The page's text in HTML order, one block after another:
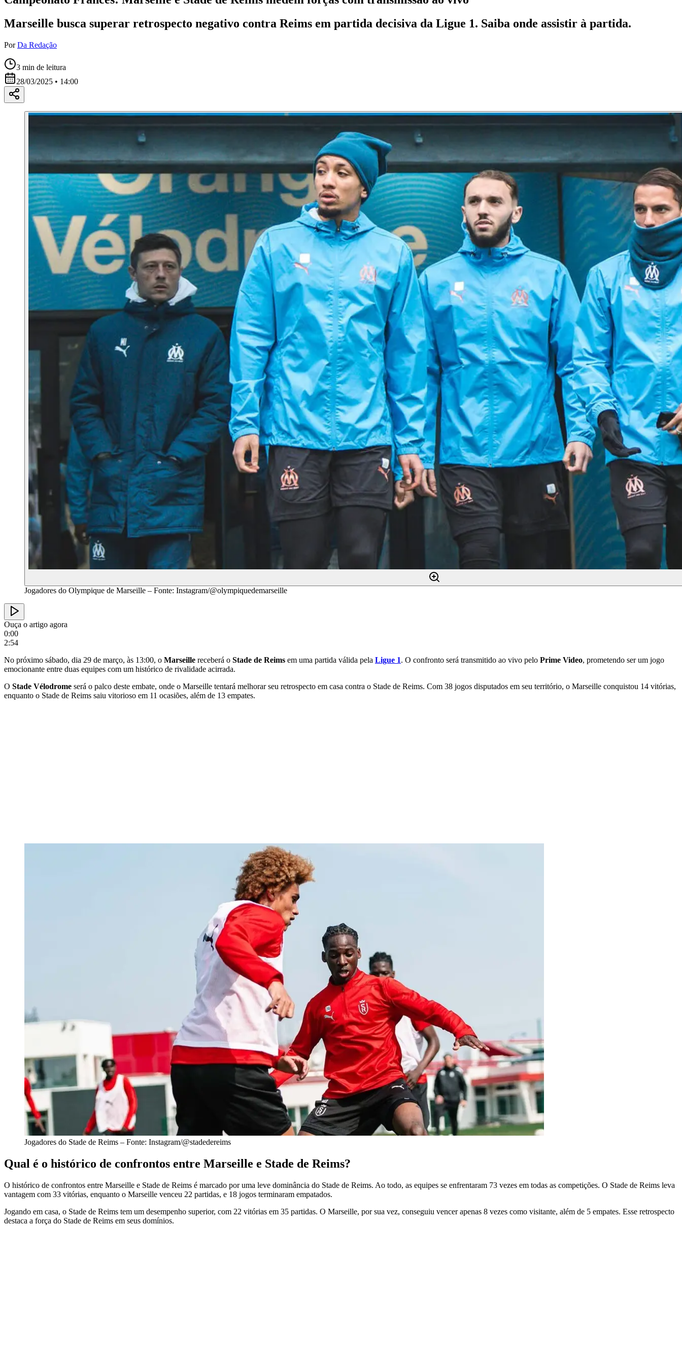
Marseille busca superar retrospecto negativo contra Reims em partida decisiva da Ligue 1. Saiba onde assistir à partida.
Por Da Redação
3 min de leitura
28/03/2025 • 14:00
Jogadores do Olympique de Marseille – Fonte: Instagram/@olympiquedemarseille
Ouça o artigo agora
0:00
2:54
No próximo sábado, dia 29 de março, às 13:00, o Marseille receberá o Stade de Reims em uma partida válida pela Ligue 1. O confronto será transmitido ao vivo pelo Prime Video, prometendo ser um jogo
emocionante entre duas equipes com um histórico de rivalidade acirrada.
O Stade Vélodrome será o palco deste embate, onde o Marseille tentará melhorar seu retrospecto em casa contra o Stade de Reims. Com 38 jogos disputados em seu território, o Marseille conquistou 14 vitórias,
enquanto o Stade de Reims saiu vitorioso em 11 ocasiões, além de 13 empates.
Jogadores do Stade de Reims – Fonte: Instagram/@stadedereims
Qual é o histórico de confrontos entre Marseille e Stade de Reims?
O histórico de confrontos entre Marseille e Stade de Reims é marcado por uma leve dominância do Stade de Reims. Ao todo, as equipes se enfrentaram 73 vezes em todas as competições. O Stade de Reims leva
vantagem com 33 vitórias, enquanto o Marseille venceu 22 partidas, e 18 jogos terminaram empatados.
Jogando em casa, o Stade de Reims tem um desempenho superior, com 22 vitórias em 35 partidas. O Marseille, por sua vez, conseguiu vencer apenas 8 vezes como visitante, além de 5 empates. Esse retrospecto
destaca a força do Stade de Reims em seus domínios.